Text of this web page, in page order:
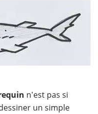
n'est pas si
un simple